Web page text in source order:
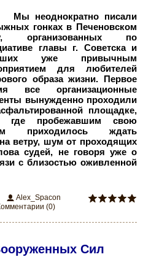
Мы неоднократно писали
гонках в Печеновском
организованных по
главы г.
Советска и
уже привычным
для любителей
образа жизни. Первое
все организационные
вынужденно проходили
площадке,
где пробежавшим свою
приходилось ждать
ветру, шум от проходящих
судей, не говоря уже о
с близостью оживленной
Alex_Spacon
(0)
Сил